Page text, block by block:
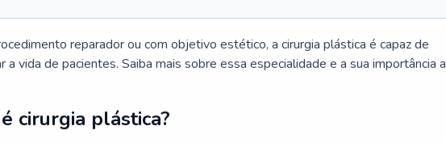
reparador ou com objetivo estético, a cirurgia plástica é capaz de
a vida de pacientes. Saiba mais sobre essa especialidade e a sua importância a
cirurgia plástica?